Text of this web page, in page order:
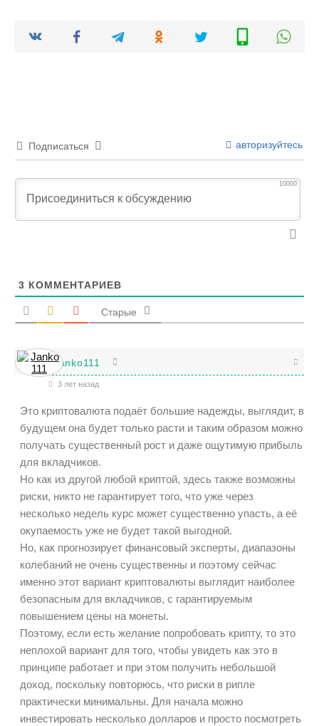
Подписаться авторизуйтесь
10000
3 КОММЕНТАРИЕВ
Старые
Janko111
3 лет назад
Это криптовалюта подаёт большие надежды, выглядит, в
будущем она будет только расти и таким образом можно
получать существенный рост и даже ощутимую прибыль
для вкладчиков.
Но как из другой любой криптой, здесь также возможны
риски, никто не гарантирует того, что уже через
несколько недель курс может существенно упасть, а её
окупаемость уже не будет такой выгодной.
Но, как прогнозирует финансовый эксперты, диапазоны
колебаний не очень существенны и поэтому сейчас
именно этот вариант криптовалюты выглядит наиболее
безопасным для вкладчиков, с гарантируемым
повышением цены на монеты.
Поэтому, если есть желание попробовать крипту, то это
неплохой вариант для того, чтобы увидеть как это в
принципе работает и при этом получить небольшой
доход, поскольку повторюсь, что риски в рипле
практически минимальны. Для начала можно
инвестировать несколько долларов и просто посмотреть